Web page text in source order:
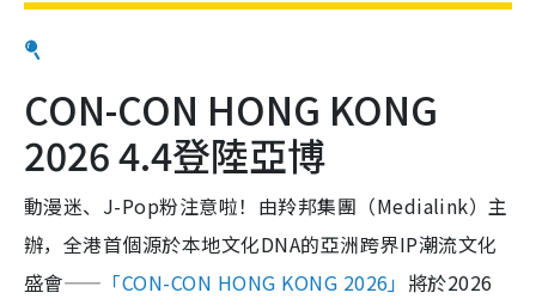
CON-CON HONG KONG
2026 4.4登陸亞博
動漫迷、J-Pop粉注意啦！由羚邦集團（Medialink）主
辦，全港首個源於本地文化DNA的亞洲跨界IP潮流文化
盛會—— 「CON-CON HONG KONG 2026」 將於2026